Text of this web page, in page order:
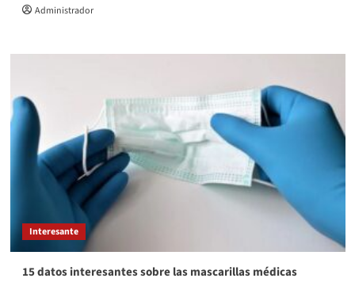
Administrador
Interesante
15 datos interesantes sobre las mascarillas médicas